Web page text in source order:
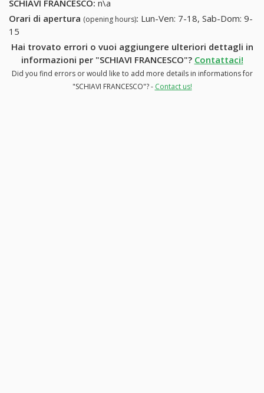
SCHIAVI FRANCESCO: n\a
Orari di apertura (opening hours): Lun-Ven: 7-18, Sab-Dom: 9-
15
Hai trovato errori o vuoi aggiungere ulteriori dettagli in
informazioni per "SCHIAVI FRANCESCO"? Contattaci!
Did you find errors or would like to add more details in informations for
"SCHIAVI FRANCESCO"? - Contact us!